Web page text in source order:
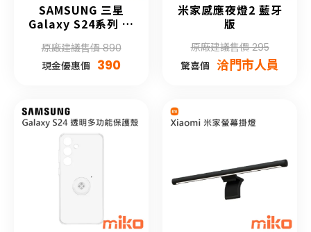
SAMSUNG 三星
Galaxy S24系列 矽
原廠建議售價 890
現金優惠價 390
米家感應夜燈2 藍牙
版
原廠建議售價 295
驚喜價 洽門市人員